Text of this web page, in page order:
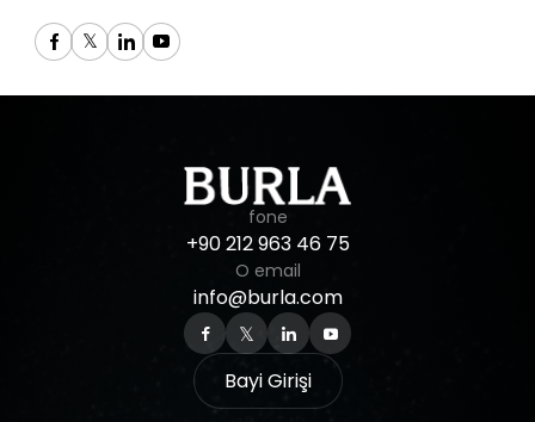
fone
+90212963 46 75
O email
info@burla.com
Bayi Girişi